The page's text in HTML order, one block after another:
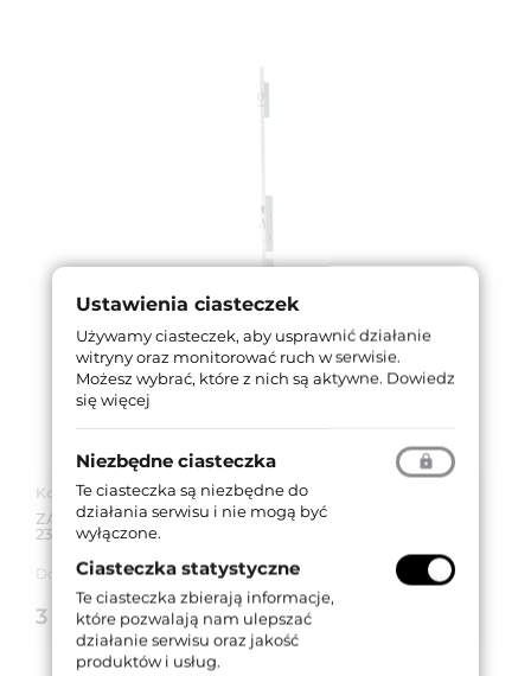
Kod produktu: 7A3600352.S
ZAMEK MULTIBLINDO EMOTION 92WB, E=35 mm,
2300x24x6 mm, LEWY, STAL NIERDZEWNA
Dostępność:Dostępny
3 197,16 zł/ szt.brutto (z VAT 23%)
Ustawienia ciasteczek
Używamy ciasteczek, aby usprawnić działanie
witryny oraz monitorować ruch w serwisie.
Możesz wybrać, które z nich są aktywne. Dowiedz
się więcej
Niezbędne ciasteczka
Te ciasteczka są niezbędne do
działania serwisu i nie mogą być
wyłączone.
Ciasteczka statystyczne
Te ciasteczka zbierają informacje,
które pozwalają nam ulepszać
działanie serwisu oraz jakość
produktów i usług.